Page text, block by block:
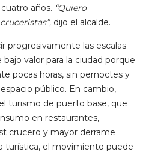
años. “Quiero
dijo el alcalde.
progresivamente las escalas
valor para la ciudad porque
pocas horas, sin pernoctes y
público. En cambio,
turismo de puerto base, que
en restaurantes,
crucero y mayor derrame
turística, el movimiento puede